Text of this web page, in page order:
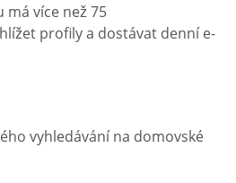
více než 75
profily a dostávat denní e-
vyhledávání na domovské